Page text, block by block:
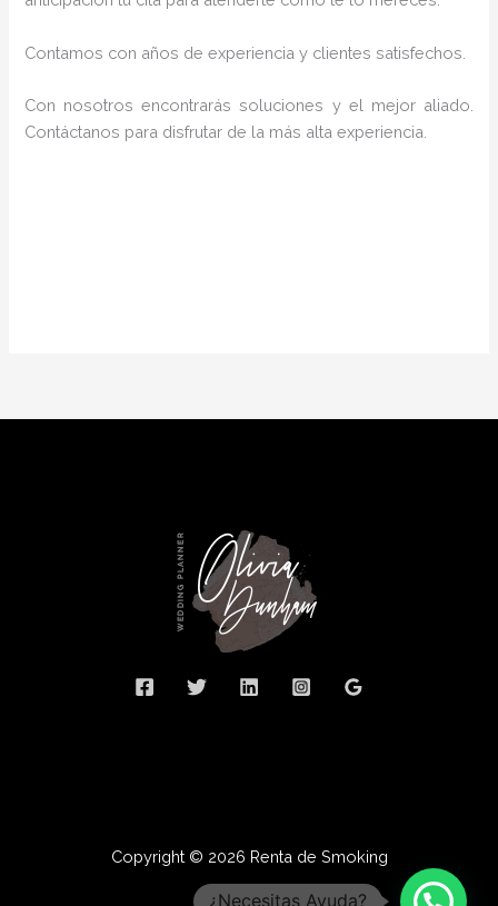
Contamos con años de experiencia y clientes satisfechos.
Con nosotros encontrarás soluciones y el mejor aliado.
Contáctanos para disfrutar de la más alta experiencia.
Copyright © 2026 Renta de Smoking
¿Necesitas Ayuda?